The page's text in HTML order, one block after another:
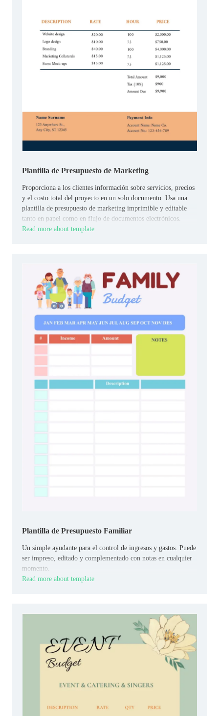
Plantilla de Presupuesto de Marketing
Proporciona a los clientes información sobre servicios, precios
y el costo total del proyecto en un solo documento. Usa una
plantilla de presupuesto de marketing imprimible y editable
tanto en papel como en flujo de documentos electrónicos.
Read more about template
Plantilla de Presupuesto Familiar
Un simple ayudante para el control de ingresos y gastos. Puede
ser impreso, editado y complementado con notas en cualquier
momento.
Read more about template